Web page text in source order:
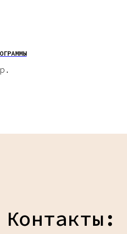
р.
Контакты: